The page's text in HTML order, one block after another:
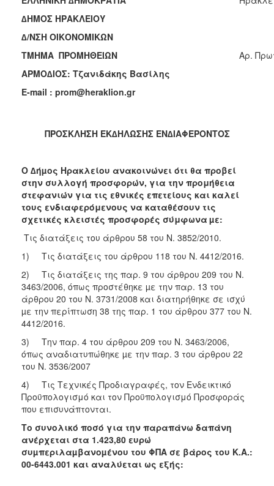
2018
2017
2016
2015
2013
ΠΟΛΙΤΙΣΜΟΣ
ΑΝΘΕΚΤΙΚΗ
∆ΗΜΟΣ ΗΡΑΚΛΕΙΟΥ
∆/ΝΣΗ ΟΙΚΟΝΟΜΙΚΩΝ
ΤΜΗΜΑ ΠΡΟΜΗΘΕΙΩΝ
ΑΡΜΟ∆ΙΟΣ: Τζανιδάκης Βασίλης
E-mail : prom@heraklion.gr
Aρ.
ΠΡΟΣΚΛΗΣΗ ΕΚ∆ΗΛΩΣΗΣ ΕΝ∆ΙΑΦΕΡΟΝΤΟΣ
Ο ∆ήµος Ηρακλείου ανακοινώνει ότι θα προβεί
στην συλλογή προσφορών, για την προμήθεια
στεφανιών για τις εθνικές επετείους και καλεί
τους ενδιαφερόμενους να καταθέσουν τις
σχετικές κλειστές προσφορές σύμφωνα µε:
Τις διατάξεις του άρθρου 58 του Ν. 3852/2010.
1) Τις διατάξεις του άρθρου 118 του Ν. 4412/2016.
2) Τις διατάξεις της παρ. 9 του άρθρου 209 του Ν.
3463/2006, όπως προστέθηκε µε την παρ. 13 του
άρθρου 20 του Ν. 3731/2008 και διατηρήθηκε σε ισχύ
µε την περίπτωση 38 της παρ. 1 του άρθρου 377 του Ν.
4412/2016.
3) Την παρ. 4 του άρθρου 209 του Ν. 3463/2006,
όπως αναδιατυπώθηκε µε την παρ. 3 του άρθρου 22
του Ν. 3536/2007
4) Τις Τεχνικές Προδιαγραφές, τον Ενδεικτικό
Προϋπολογισμό και τον Προϋπολογισμό Προσφοράς
που επισυνάπτονται.
Το συνολικό ποσό για την παραπάνω δαπάνη
ανέρχεται στα 1.423,80 ευρώ
συµπεριλαµβανοµένου του ΦΠΑ σε βάρος του Κ.Α.:
00-6443.001 και αναλύεται ως εξής: